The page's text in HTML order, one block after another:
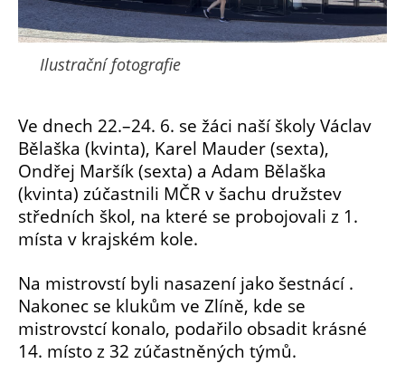
Ilustrační fotografie
Ve dnech 22.–24. 6. se žáci naší školy Václav
Bělaška (kvinta), Karel Mauder (sexta),
Ondřej Maršík (sexta) a Adam Bělaška
(kvinta) zúčastnili MČR v šachu družstev
středních škol, na které se probojovali z 1.
místa v krajském kole.
Na mistrovstí byli nasazení jako šestnácí .
Nakonec se klukům ve Zlíně, kde se
mistrovstcí konalo, podařilo obsadit krásné
14. místo z 32 zúčastněných týmů.